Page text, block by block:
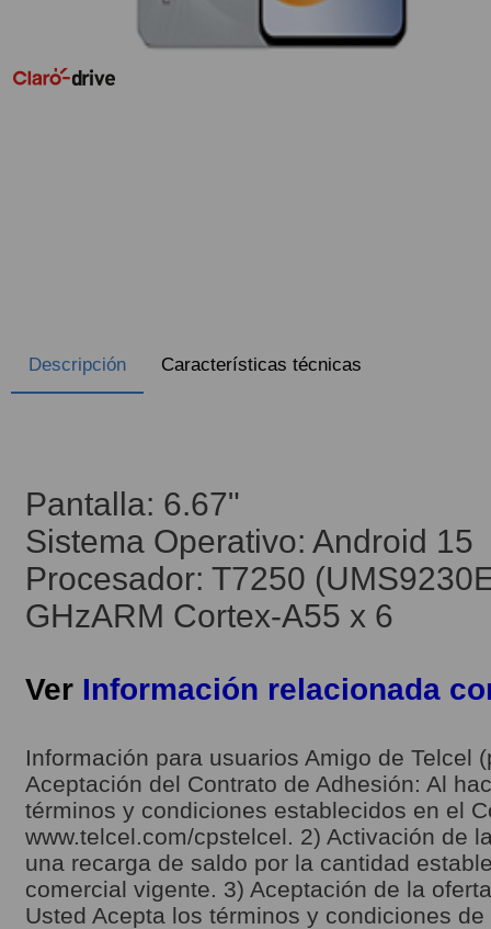
Descripción Características técnicas
Pantalla: 6.67"
Sistema Operativo: Android 15
Procesador: T7250
GHzARM Cortex-A55 x 6
Ver Información relacionada
Información para usuarios Amigo de Telcel
Aceptación del Contrato de Adhesión: Al
términos y condiciones establecidos en el
www.telcel.com/cpstelcel. 2) Activación de
una recarga de saldo por la cantidad
comercial vigente. 3) Aceptación de la
Usted Acepta los términos y condiciones